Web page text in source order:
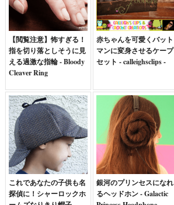
【閲覧注意】怖すぎる！
指を切り落としそうに見
える過激な指輪 - Bloody
Cleaver Ring
赤ちゃんを可愛くバット
マンに変身させるケープ
セット - calleighsclips -
これであなたの子供も名
探偵に！シャーロックホ
銀河のプリンセスになれ
るヘッドホン - Galactic